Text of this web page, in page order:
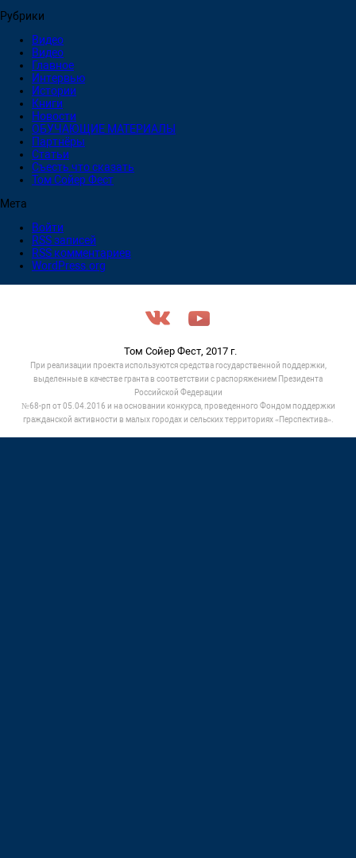
Рубрики
Видео
Видео
Главное
Интервью
Истории
Книги
Новости
ОБУЧАЮЩИЕ МАТЕРИАЛЫ
Партнёры
Статьи
Съесть что сказать
Том Сойер Фест
Мета
Войти
RSSзаписей
RSS комментариев
WordPress.org
Том Сойер Фест, 2017 г.
При реализации проекта используются средства государственной поддержки,
выделенные в качестве гранта в соответствии c распоряжением Президента
Российской Федерации
№68-рп от 05.04.2016 и на основании конкурса, проведенного Фондом поддержки
гражданской активности в малых городах и сельских территориях «Перспектива».